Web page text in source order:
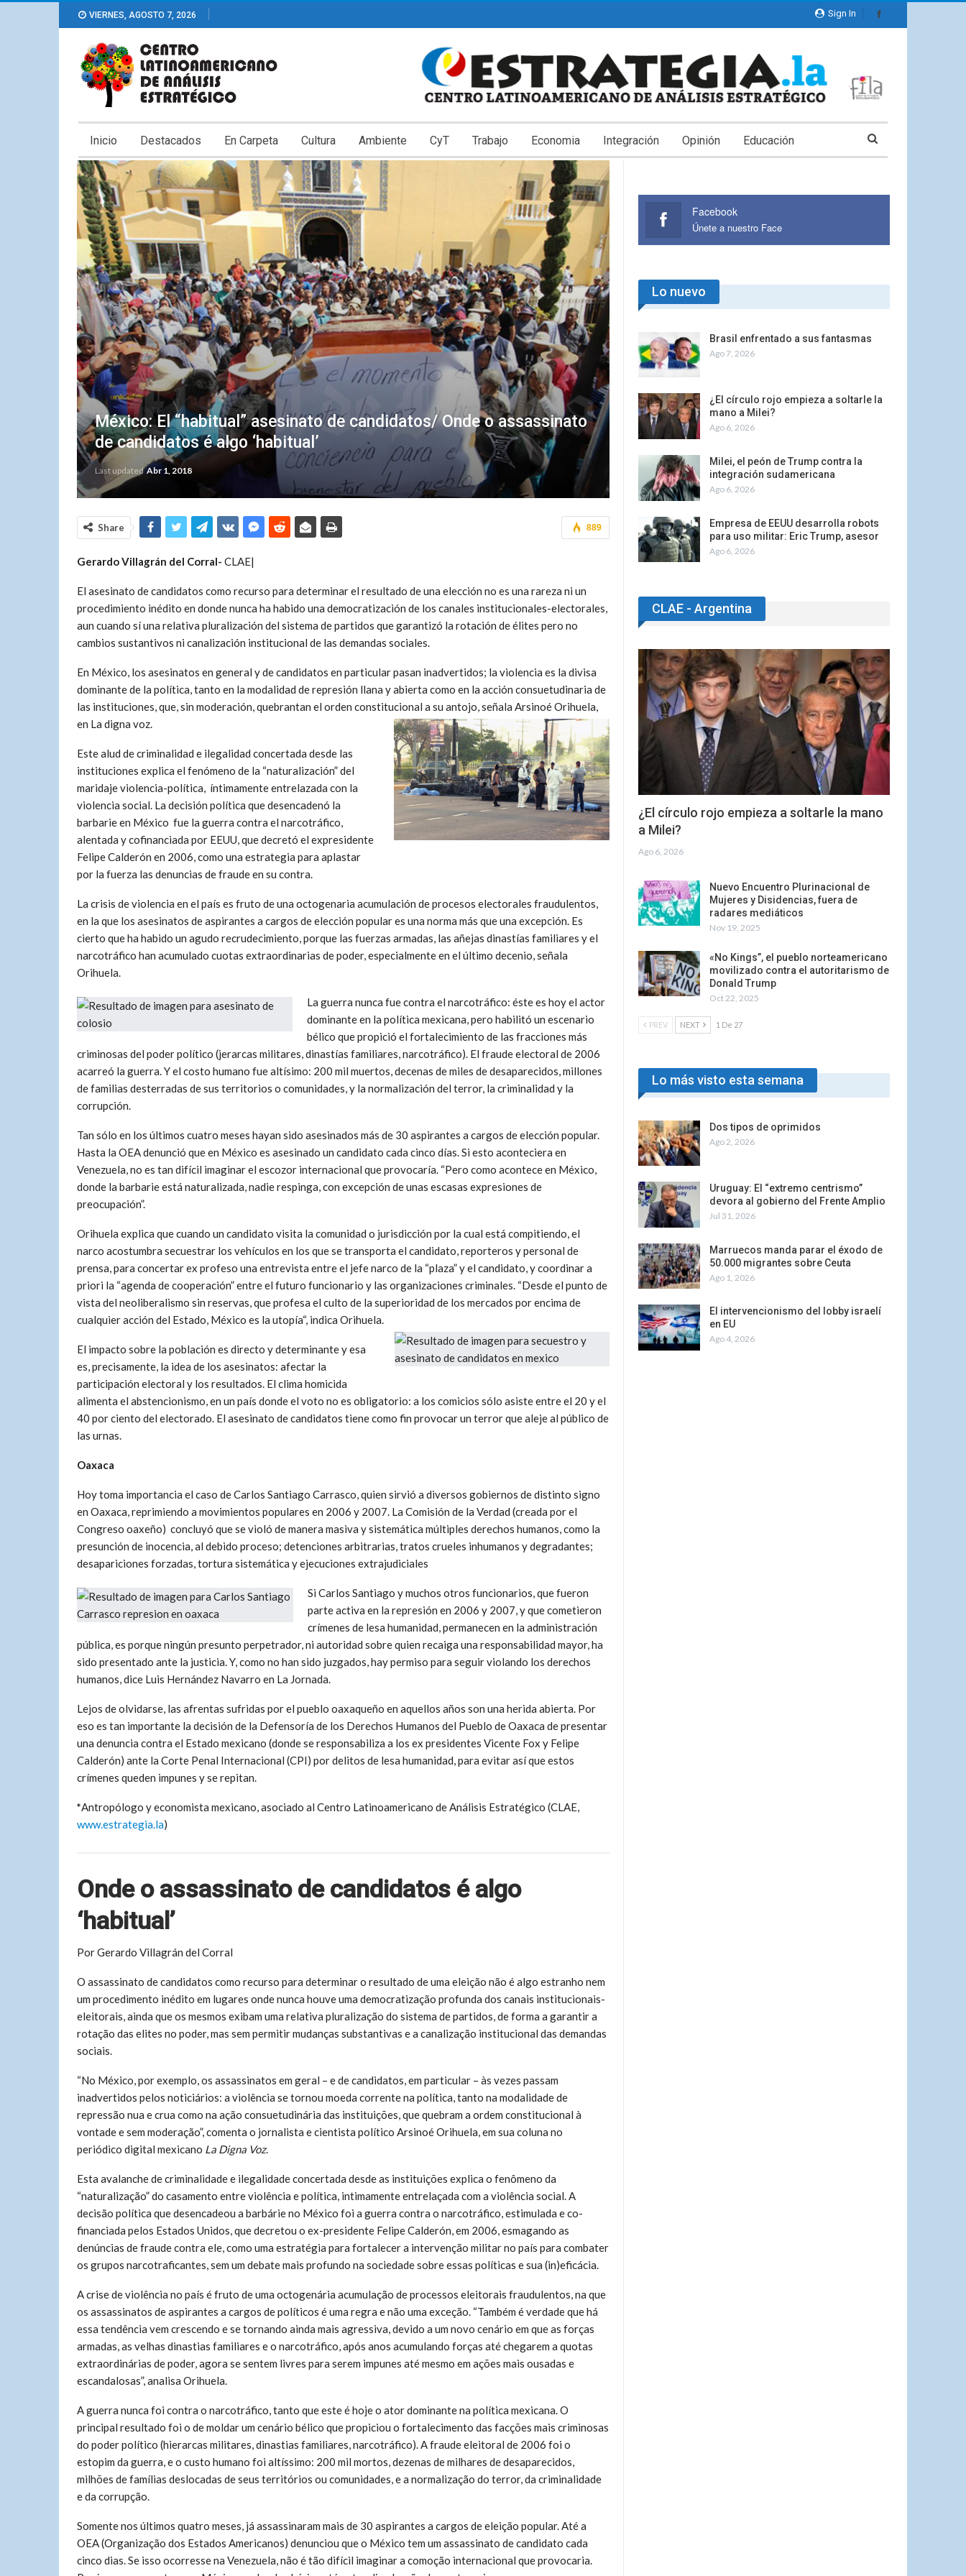
Sign In
VIERNES, AGOSTO 7, 2026
Inicio Destacados En Carpeta Cultura Ambiente CyT Trabajo Economia Integración Opinión Educación
México: El “habitual” asesinato de candidatos/ Onde o assassinato
de candidatos é algo ‘habitual’
Last updatedAbr 1, 2018
889
Share
Gerardo Villagrán del Corral- CLAE|
El asesinato de candidatos como recurso para determinar el resultado de una elección no es una rareza ni un
procedimiento inédito en donde nunca ha habido una democratización de los canales institucionales-electorales,
aun cuando sí una relativa pluralización del sistema de partidos que garantizó la rotación de élites pero no
cambios sustantivos ni canalización institucional de las demandas sociales.
En México, los asesinatos en general y de candidatos en particular pasan inadvertidos; la violencia es la divisa
dominante de la política, tanto en la modalidad de represión llana y abierta como en la acción consuetudinaria de
las instituciones, que, sin moderación, quebrantan el orden constitucional a su antojo, señala Arsinoé Orihuela,
en La digna voz.
Este alud de criminalidad e ilegalidad concertada desde las
instituciones explica el fenómeno de la “naturalización” del
maridaje violencia-política, íntimamente entrelazada con la
violencia social. La decisión política que desencadenó la
barbarie en México fue la guerra contra el narcotráfico,
alentada y cofinanciada por EEUU, que decretó el expresidente
Felipe Calderón en 2006, como una estrategia para aplastar
por la fuerza las denuncias de fraude en su contra.
La crisis de violencia en el país es fruto de una octogenaria acumulación de procesos electorales fraudulentos,
en la que los asesinatos de aspirantes a cargos de elección popular es una norma más que una excepción. Es
cierto que ha habido un agudo recrudecimiento, porque las fuerzas armadas, las añejas dinastías familiares y el
narcotráfico han acumulado cuotas extraordinarias de poder, especialmente en el último decenio, señala
Orihuela.
La guerra nunca fue contra el narcotráfico: éste es hoy el actor
dominante en la política mexicana, pero habilitó un escenario
bélico que propició el fortalecimiento de las fracciones más
criminosas del poder político (jerarcas militares, dinastías familiares, narcotráfico). El fraude electoral de 2006
acarreó la guerra. Y el costo humano fue altísimo: 200 mil muertos, decenas de miles de desaparecidos, millones
de familias desterradas de sus territorios o comunidades, y la normalización del terror, la criminalidad y la
corrupción.
Tan sólo en los últimos cuatro meses hayan sido asesinados más de 30 aspirantes a cargos de elección popular.
Hasta la OEA denunció que en México es asesinado un candidato cada cinco días. Si esto aconteciera en
Venezuela, no es tan difícil imaginar el escozor internacional que provocaría. “Pero como acontece en México,
donde la barbarie está naturalizada, nadie respinga, con excepción de unas escasas expresiones de
preocupación”.
Orihuela explica que cuando un candidato visita la comunidad o jurisdicción por la cual está compitiendo, el
narco acostumbra secuestrar los vehículos en los que se transporta el candidato, reporteros y personal de
prensa, para concertar ex profeso una entrevista entre el jefe narco de la “plaza” y el candidato, y coordinar a
priori la “agenda de cooperación” entre el futuro funcionario y las organizaciones criminales. “Desde el punto de
vista del neoliberalismo sin reservas, que profesa el culto de la superioridad de los mercados por encima de
cualquier acción del Estado, México es la utopía“, indica Orihuela.
El impacto sobre la población es directo y determinante y esa
es, precisamente, la idea de los asesinatos: afectar la
participación electoral y los resultados. El clima homicida
alimenta el abstencionismo, en un país donde el voto no es obligatorio: a los comicios sólo asiste entre el 20 y el
40 por ciento del electorado. El asesinato de candidatos tiene como fin provocar un terror que aleje al público de
las urnas.
Oaxaca
Hoy toma importancia el caso de Carlos Santiago Carrasco, quien sirvió a diversos gobiernos de distinto signo
en Oaxaca, reprimiendo a movimientos populares en 2006 y 2007. La Comisión de la Verdad (creada por el
Congreso oaxeño) concluyó que se violó de manera masiva y sistemática múltiples derechos humanos, como la
presunción de inocencia, al debido proceso; detenciones arbitrarias, tratos crueles inhumanos y degradantes;
desapariciones forzadas, tortura sistemática y ejecuciones extrajudiciales
Si Carlos Santiago y muchos otros funcionarios, que fueron
parte activa en la represión en 2006 y 2007, y que cometieron
crímenes de lesa humanidad, permanecen en la administración
pública, es porque ningún presunto perpetrador, ni autoridad sobre quien recaiga una responsabilidad mayor, ha
sido presentado ante la justicia. Y, como no han sido juzgados, hay permiso para seguir violando los derechos
humanos, dice Luis Hernández Navarro en La Jornada.
Lejos de olvidarse, las afrentas sufridas por el pueblo oaxaqueño en aquellos años son una herida abierta. Por
eso es tan importante la decisión de la De­fen­soría de los Derechos Humanos del Pueblo de Oaxaca de presentar
una denuncia contra el Estado mexicano (donde se responsabiliza a los ex presidentes Vicente Fox y Felipe
Calderón) ante la Corte Penal Internacional (CPI) por delitos de lesa humanidad, para evitar así que estos
crímenes queden impunes y se repitan.
*Antropólogo y economista mexicano, asociado al Centro Latinoamericano de Análisis Estratégico (CLAE,
www.estrategia.la)
Onde o assassinato de candidatos é algo
‘habitual’
Por Gerardo Villagrán del Corral
O assassinato de candidatos como recurso para determinar o resultado de uma eleição não é algo estranho nem
um procedimento inédito em lugares onde nunca houve uma democratização profunda dos canais institucionais-
eleitorais, ainda que os mesmos exibam uma relativa pluralização do sistema de partidos, de forma a garantir a
rotação das elites no poder, mas sem permitir mudanças substantivas e a canalização institucional das demandas
sociais.
“No México, por exemplo, os assassinatos em geral – e de candidatos, em particular – às vezes passam
inadvertidos pelos noticiários: a violência se tornou moeda corrente na política, tanto na modalidade de
repressão nua e crua como na ação consuetudinária das instituições, que quebram a ordem constitucional à
vontade e sem moderação”, comenta o jornalista e cientista político Arsinoé Orihuela, em sua coluna no
periódico digital mexicano La Digna Voz.
Esta avalanche de criminalidade e ilegalidade concertada desde as instituições explica o fenômeno da
“naturalização” do casamento entre violência e política, intimamente entrelaçada com a violência social. A
decisão política que desencadeou a barbárie no México foi a guerra contra o narcotráfico, estimulada e co-
financiada pelos Estados Unidos, que decretou o ex-presidente Felipe Calderón, em 2006, esmagando as
denúncias de fraude contra ele, como uma estratégia para fortalecer a intervenção militar no país para combater
os grupos narcotraficantes, sem um debate mais profundo na sociedade sobre essas políticas e sua (in)eficácia.
A crise de violência no país é fruto de uma octogenária acumulação de processos eleitorais fraudulentos, na que
os assassinatos de aspirantes a cargos de políticos é uma regra e não uma exceção. “Também é verdade que há
essa tendência vem crescendo e se tornando ainda mais agressiva, devido a um novo cenário em que as forças
armadas, as velhas dinastias familiares e o narcotráfico, após anos acumulando forças até chegarem a quotas
extraordinárias de poder, agora se sentem livres para serem impunes até mesmo em ações mais ousadas e
escandalosas”, analisa Orihuela.
A guerra nunca foi contra o narcotráfico, tanto que este é hoje o ator dominante na política mexicana. O
principal resultado foi o de moldar um cenário bélico que propiciou o fortalecimento das facções mais criminosas
do poder político (hierarcas militares, dinastias familiares, narcotráfico). A fraude eleitoral de 2006 foi o
estopim da guerra, e o custo humano foi altíssimo: 200 mil mortos, dezenas de milhares de desaparecidos,
milhões de famílias deslocadas de seus territórios ou comunidades, e a normalização do terror, da criminalidade
e da corrupção.
Somente nos últimos quatro meses, já assassinaram mais de 30 aspirantes a cargos de eleição popular. Até a
OEA (Organização dos Estados Americanos) denunciou que o México tem um assassinato de candidato cada
cinco dias. Se isso ocorresse na Venezuela, não é tão difícil imaginar a comoção internacional que provocaria.
Facebook
Únete a nuestro Face
Lo nuevo
Brasil enfrentado a sus fantasmas
Ago 7, 2026
¿El círculo rojo empieza a soltarle la
mano a Milei?
Ago 6, 2026
Milei, el peón de Trump contra la
integración sudamericana
Ago 6, 2026
Empresa de EEUU desarrolla robots
para uso militar: Eric Trump, asesor
Ago 6, 2026
CLAE - Argentina
¿El círculo rojo empieza a soltarle la mano
a Milei?
Ago 6, 2026
Nuevo Encuentro Plurinacional de
Mujeres y Disidencias, fuera de
radares mediáticos
Nov 19, 2025
«No Kings”, el pueblo norteamericano
movilizado contra el autoritarismo de
Donald Trump
Oct 22, 2025
PREV NEXT 1 De 27
Lo más visto esta semana
Dos tipos de oprimidos
Ago 2, 2026
Uruguay: El “extremo centrismo”
devora al gobierno del Frente Amplio
Jul 31, 2026
Marruecos manda parar el éxodo de
50.000 migrantes sobre Ceuta
Ago 1, 2026
El intervencionismo del lobby israelí
en EU
Ago 4, 2026